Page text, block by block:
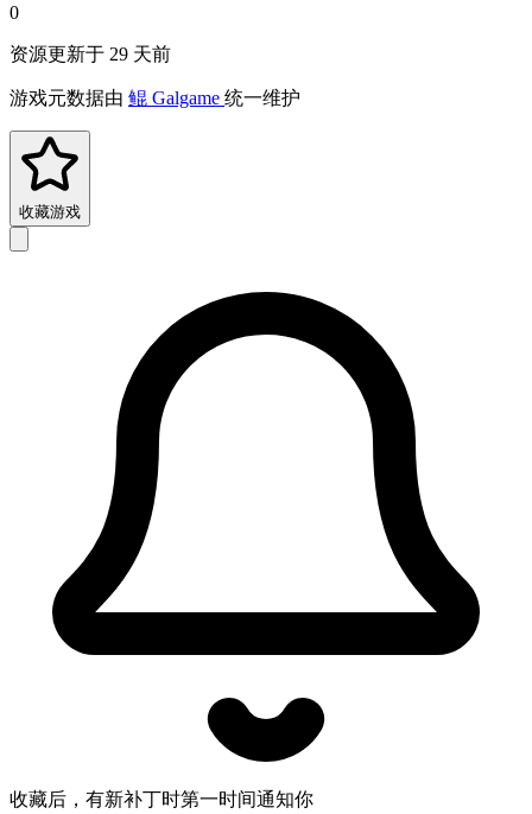
0
资源更新于 29 天前
游戏元数据由 鲲 Galgame 统一维护
收藏游戏
收藏后，有新补丁时第一时间通知你